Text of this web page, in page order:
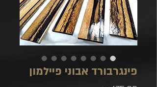
פינגרבורד אבוני פיילמון